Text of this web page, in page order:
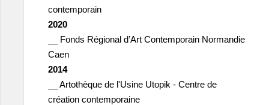
contemporain
2020
__ Fonds Régional d’Art Contemporain Normandie
Caen
2014
__ Artothèque de l'Usine Utopik - Centre de
création contemporaine